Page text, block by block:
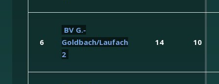
6
BV G.-
Goldbach/Laufach
2
14 10